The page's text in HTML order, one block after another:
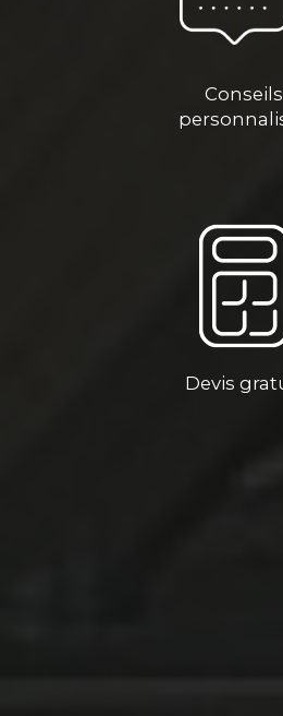
Conseils
Devis